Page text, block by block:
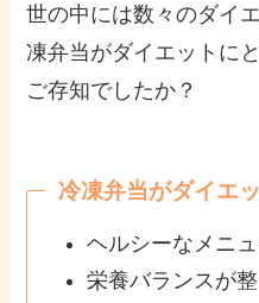
世の中には数々のダイ
凍弁当がダイエットに
ご存知でしたか？
冷凍弁当がダイエ
ヘルシーなメニ
栄養バランスが